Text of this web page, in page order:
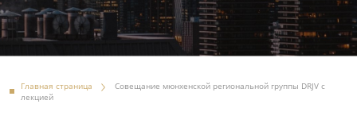
Главная страница
Совещание мюнхенской региональной группы DRJV с
лекцией